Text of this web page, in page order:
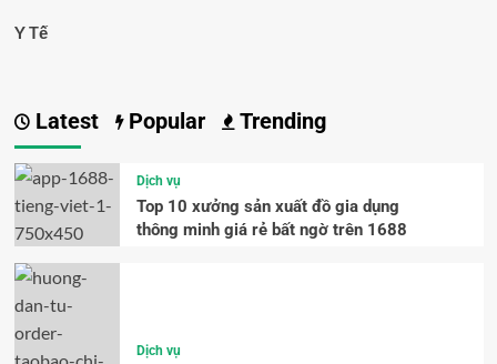
Y Tế
Latest Popular Trending
Dịch vụ
Top 10 xưởng sản xuất đồ gia dụng
thông minh giá rẻ bất ngờ trên 1688
Dịch vụ